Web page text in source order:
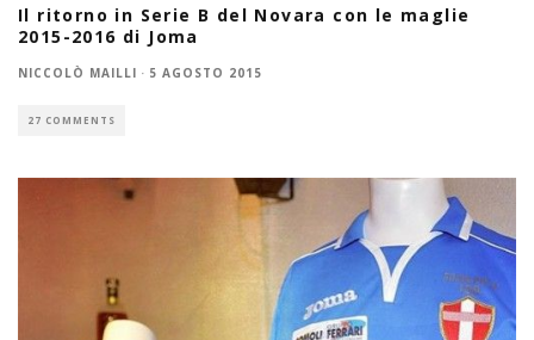
Il ritorno in Serie B del Novara con le maglie
2015-2016 di Joma
NICCOLÒ MAILLI · 5 AGOSTO 2015
27 COMMENTS